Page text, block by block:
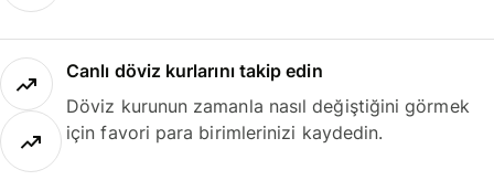
Canlı döviz kurlarını takip edin
Döviz kurunun zamanla nasıl değiştiğini görmek
için favori para birimlerinizi kaydedin.